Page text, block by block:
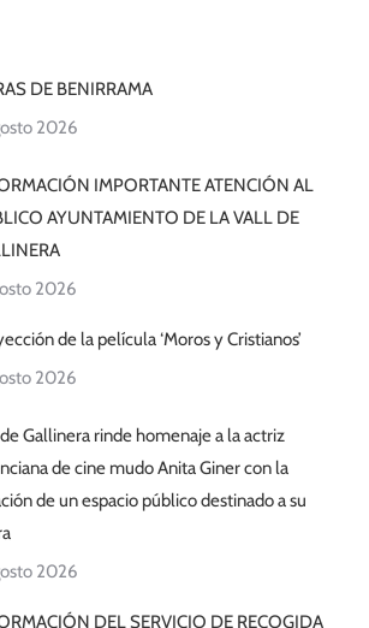
DE BENIRRAMA
2026
IMPORTANTE ATENCIÓN AL
AYUNTAMIENTO DE LA VALL DE
2026
de la película ‘Moros y Cristianos’
2026
Gallinera rinde homenaje a la actriz
de cine mudo Anita Giner con la
de un espacio público destinado a su
2026
DEL SERVICIO DE RECOGIDA